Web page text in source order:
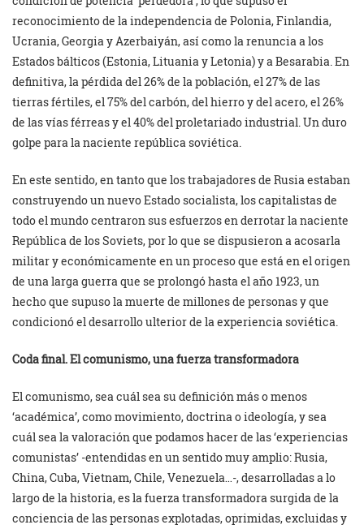
reconocimiento de la independencia de Polonia, Finlandia,
Ucrania, Georgia y Azerbaiyán, así como la renuncia a los
Estados bálticos (Estonia, Lituania y Letonia) y a Besarabia. En
definitiva, la pérdida del 26% de la población, el 27% de las
tierras fértiles, el 75% del carbón, del hierro y del acero, el 26%
de las vías férreas y el 40% del proletariado industrial. Un duro
golpe para la naciente república soviética.
En este sentido, en tanto que los trabajadores de Rusia estaban
construyendo un nuevo Estado socialista, los capitalistas de
todo el mundo centraron sus esfuerzos en derrotar la naciente
República de los Soviets, por lo que se dispusieron a acosarla
militar y económicamente en un proceso que está en el origen
de una larga guerra que se prolongó hasta el año 1923, un
hecho que supuso la muerte de millones de personas y que
condicionó el desarrollo ulterior de la experiencia soviética.
Coda final. El comunismo, una fuerza transformadora
El comunismo, sea cuál sea su definición más o menos
‘académica’, como movimiento, doctrina o ideología, y sea
cuál sea la valoración que podamos hacer de las ‘experiencias
comunistas’ -entendidas en un sentido muy amplio: Rusia,
China, Cuba, Vietnam, Chile, Venezuela…-, desarrolladas a lo
largo de la historia, es la fuerza transformadora surgida de la
conciencia de las personas explotadas, oprimidas, excluidas y